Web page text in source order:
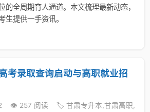
的全周期育人通道。本文梳理最新动态，
生提供一手资讯。
考录取查询启动与高职就业招
👁️ 257 阅读
🏷️ 甘肃专升本,甘肃高职,